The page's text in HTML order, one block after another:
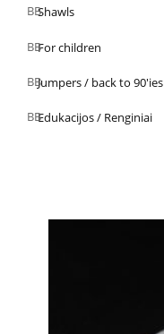
Shawls
For children
Jumpers / back to 90'ies
Edukacijos / Renginiai